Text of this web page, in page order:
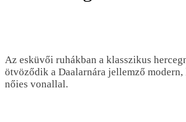
Az esküvői ruhákban a klasszikus
ötvöződik a Daalarnára jellemző
nőies vonallal.